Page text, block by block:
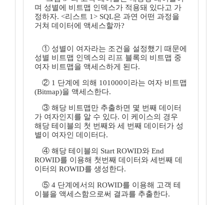
며 성별에 비트맵 인덱스가 적용돼 있다고 가
정하자. <리스트 1> SQL은 과연 어떤 과정을
거쳐 데이터에 액세스할까?
① 성별이 여자라는 조건을 설정했기 때문에
성별 비트맵 인덱스의 리프 블록의 비트맵 중
여자 비트맵을 액세스하게 된다.
② 1 단계에 의해 101000이라는 여자 비트맵
(Bitmap)을 액세스한다.
③ 해당 비트맵만 추출하면 몇 번째 데이터
가 여자인지를 알 수 있다. 이 케이스의 경우
해당 테이블의 첫 번째와 세 번째 데이터가 성
별이 여자인 데이터다.
④ 해당 테이블의 Start ROWID와 End
ROWID를 이용해 첫번째 데이터와 세번째 데
이터의 ROWID를 생성한다.
⑤ 4 단계에서의 ROWID를 이용해 고객 테
이블을 액세스함으로써 결과를 추출한다.